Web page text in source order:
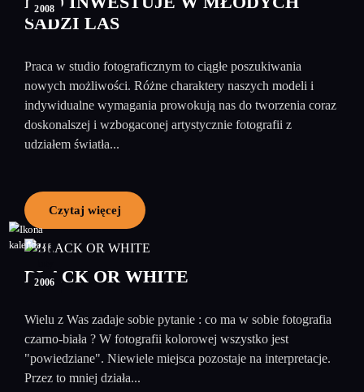
2008
SADZI LAS
Praca w studio fotograficznym to ciągłe poszukiwania
nowych możliwości. Różne charaktery naszych modeli i
indywidualne wymagania prowokują nas do tworzenia coraz
doskonalszej i wzbogaconej artystycznie fotografii z
udziałem światła...
Czytaj więcej
20
2006
BLACK OR WHITE
Wielu z Was zadaje sobie pytanie : co ma w sobie fotografia
czarno-biała ? W fotografii kolorowej wszystko jest
"powiedziane". Niewiele miejsca pozostaje na interpretacje.
Przez to mniej działa...